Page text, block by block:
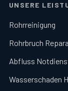
UNSERE
Rohrreinigung
Rohrbruch
Abfluss
Wasserschaden